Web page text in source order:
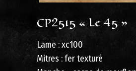
CP2515 « Le 45 »
Lame : xc100
Mitres : fer texturé